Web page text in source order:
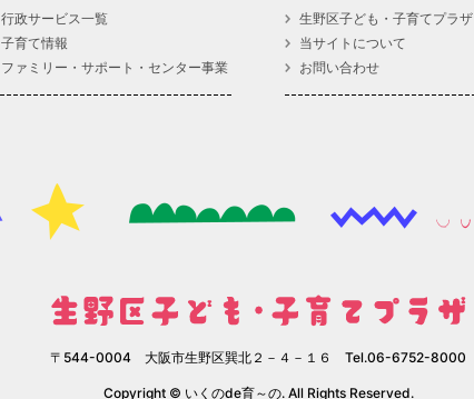
行政サービス一覧
子育て情報
ファミリー・サポート・センター事業
生野区子ども・子育てプラザ
当サイトについて
お問い合わせ
〒544-0004 大阪市生野区巽北２－４－１６ Tel.06-6752-8000
Copyright © いくのde育～の. All Rights Reserved.